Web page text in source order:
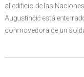
al edificio de las
Augustinčić está
conmovedora de un